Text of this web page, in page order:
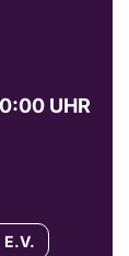
UHR
E.V.